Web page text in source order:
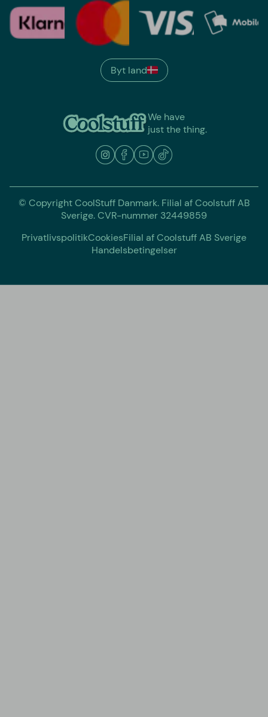
We have
just the thing.
Byt land
© Copyright CoolStuff Danmark. Filial af Coolstuff AB
Sverige. CVR-nummer 32449859
PrivatlivspolitikCookiesFilial af Coolstuff AB Sverige
Handelsbetingelser